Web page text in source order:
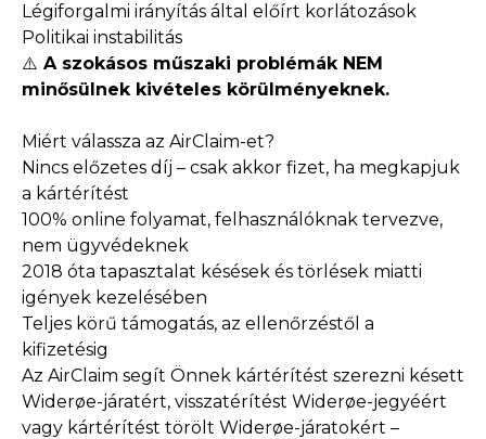
Légiforgalmi irányítás által előírt korlátozások
Politikai instabilitás
⚠️ A szokásos műszaki problémák NEM
minősülnek kivételes körülményeknek.
Miért válassza az AirClaim-et?
Nincs előzetes díj – csak akkor fizet, ha megkapjuk
a kártérítést
100% online folyamat, felhasználóknak tervezve,
nem ügyvédeknek
2018 óta tapasztalat késések és törlések miatti
igények kezelésében
Teljes körű támogatás, az ellenőrzéstől a
kifizetésig
Az AirClaim segít Önnek kártérítést szerezni késett
Widerøe-járatért, visszatérítést Widerøe-jegyéért
vagy kártérítést törölt Widerøe-járatokért –